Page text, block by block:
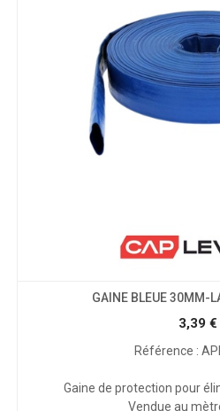
GAINE BLEUE 30MM-
3,39 €
Référence :
Gaine de protection pour
Vendue au